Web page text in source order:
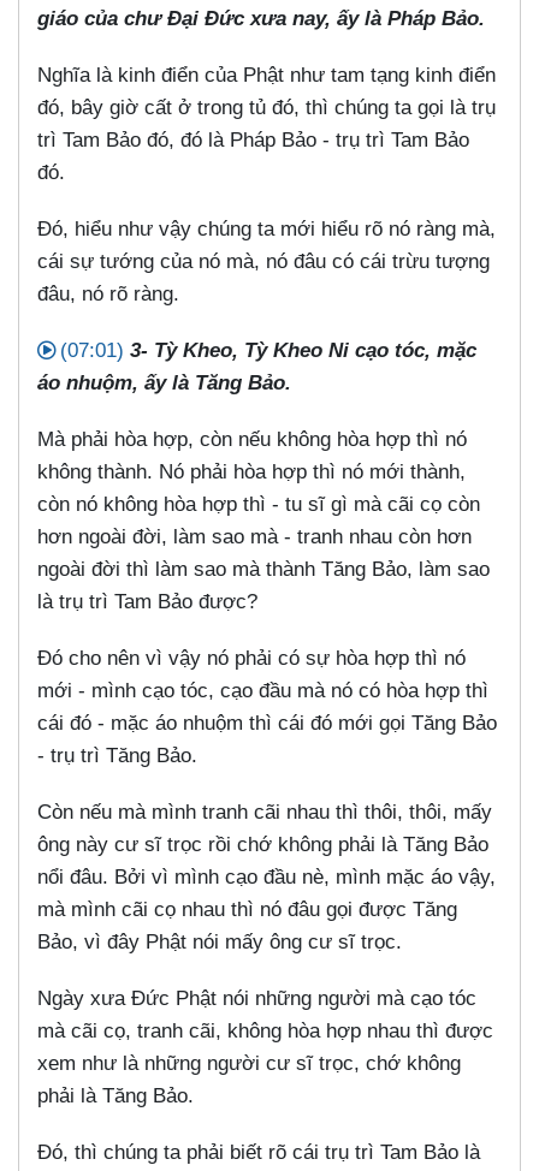
giáo của chư Đại Đức xưa nay, ấy là Pháp Bảo.
Nghĩa là kinh điển của Phật như tam tạng kinh điển
đó, bây giờ cất ở trong tủ đó, thì chúng ta gọi là trụ
trì Tam Bảo đó, đó là Pháp Bảo - trụ trì Tam Bảo
đó.
Đó, hiểu như vậy chúng ta mới hiểu rõ nó ràng mà,
cái sự tướng của nó mà, nó đâu có cái trừu tượng
đâu, nó rõ ràng.
(07:01) 3- Tỳ Kheo, Tỳ Kheo Ni cạo tóc, mặc
áo nhuộm, ấy là Tăng Bảo.
Mà phải hòa hợp, còn nếu không hòa hợp thì nó
không thành. Nó phải hòa hợp thì nó mới thành,
còn nó không hòa hợp thì - tu sĩ gì mà cãi cọ còn
hơn ngoài đời, làm sao mà - tranh nhau còn hơn
ngoài đời thì làm sao mà thành Tăng Bảo, làm sao
là trụ trì Tam Bảo được?
Đó cho nên vì vậy nó phải có sự hòa hợp thì nó
mới - mình cạo tóc, cạo đầu mà nó có hòa hợp thì
cái đó - mặc áo nhuộm thì cái đó mới gọi Tăng Bảo
- trụ trì Tăng Bảo.
Còn nếu mà mình tranh cãi nhau thì thôi, thôi, mấy
ông này cư sĩ trọc rồi chớ không phải là Tăng Bảo
nổi đâu. Bởi vì mình cạo đầu nè, mình mặc áo vậy,
mà mình cãi cọ nhau thì nó đâu gọi được Tăng
Bảo, vì đây Phật nói mấy ông cư sĩ trọc.
Ngày xưa Đức Phật nói những người mà cạo tóc
mà cãi cọ, tranh cãi, không hòa hợp nhau thì được
xem như là những người cư sĩ trọc, chớ không
phải là Tăng Bảo.
Đó, thì chúng ta phải biết rõ cái trụ trì Tam Bảo là